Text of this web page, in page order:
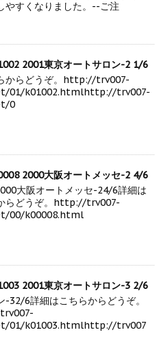
やすくなりました。--ご注
2001東京オートサロン-2 1/6
からどうぞ。http://trv007-
01/k01002.htmlhttp://trv007-
0
2000大阪オートメッセ-2 4/6
大阪オートメッセ-24/6詳細は
らどうぞ。http://trv007-
00/k00008.html
2001東京オートサロン-3 2/6
-32/6詳細はこちらからどうぞ。
01/k01003.htmlhttp://trv007